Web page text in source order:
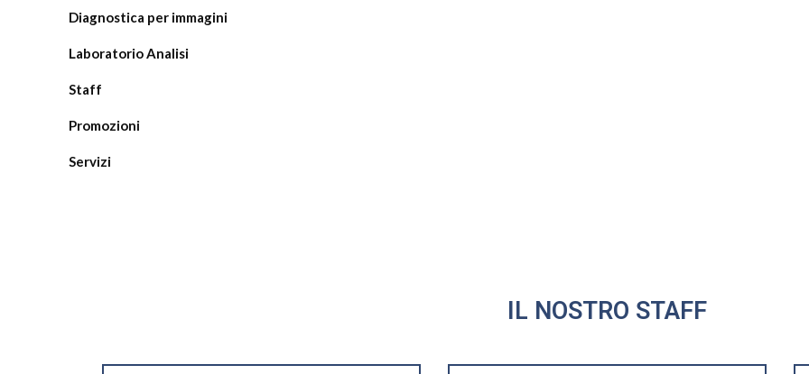
Diagnostica per immagini
Laboratorio Analisi
Staff
Promozioni
Servizi
IL NOSTRO STAFF